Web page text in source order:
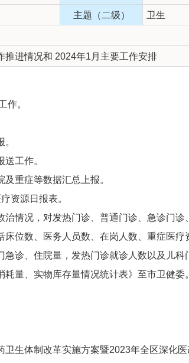
主题（二级） 卫生
推进情况和 2024年1月主要工作安排
作。
工作。
重症等数据汇总上报。
资源日报表。
情况，对发热门诊、普通门诊、急诊门诊
位数、医务人员数、在岗人数、重症医疗
诊、住院量，发热门诊就诊人数以及儿科
量、实物库存量情况统计表》至市卫健委。
卫生体制改革实施方案暨2023年全区深化